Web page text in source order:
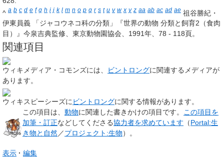
^ a b c d e f g h i j k l m n o p q r s t u v w x y z aa ab ac ad ae 祖谷勝紀・
伊東員義 「ジャコウネコ科の分類」『世界の動物 分類と飼育2（食肉
目）』今泉吉典監修、東京動物園協会、1991年、78 - 118頁。
関連項目
ウィキメディア・コモンズには、 ビントロングに関連するメディアが
あります。
ウィキスピーシーズにビントロングに関する情報があります。
この項目は、 動物に関連した書きかけの項目 です。 この項目を
加筆・訂正などしてくださる協力者を求めています （Portal:生
き物と自然／プロジェクト:生物）。
表示 編集